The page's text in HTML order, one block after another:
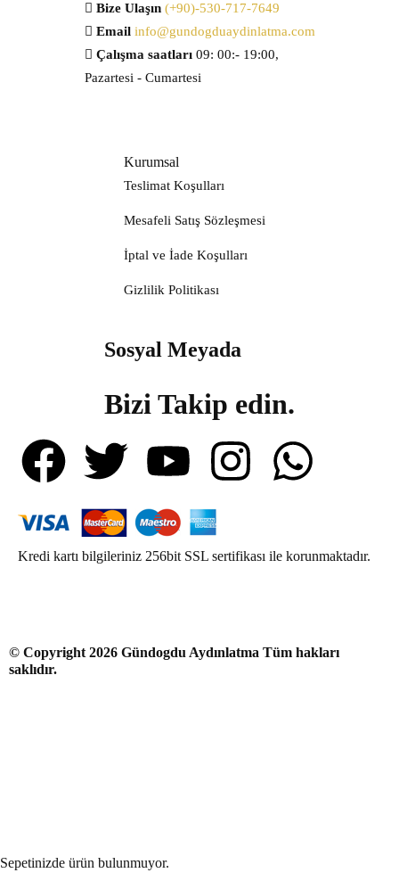
Bize Ulaşın (+90)-530-717-7649
Email info@gundogduaydinlatma.com
Çalışma saatları 09: 00:- 19:00,
Pazartesi - Cumartesi
Kurumsal
Teslimat Koşulları
Mesafeli Satış Sözleşmesi
İptal ve İade Koşulları
Gizlilik Politikası
Sosyal Meyada
Bizi Takip edin.
Kredi kartı bilgileriniz 256bit SSL sertifikası ile korunmaktadır.
© Copyright 2026 Gündogdu Aydınlatma Tüm hakları
saklıdır.
Sepetinizde ürün bulunmuyor.